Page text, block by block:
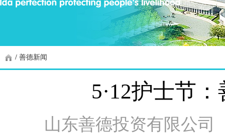
/ 善德新闻
5·12护士节
山东善德投资有限公司